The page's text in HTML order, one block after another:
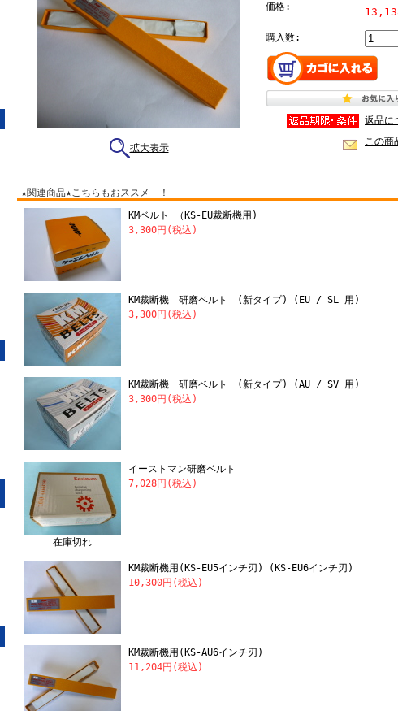
拡大表示
価格:
購入数:
返品に
この商
★関連商品★こちらもおススメ ！
KMベルト （KS-EU裁断機用)
3,300円(税込)
KM裁断機 研磨ベルト (新タイプ) (EU / SL 用)
3,300円(税込)
KM裁断機 研磨ベルト (新タイプ) (AU / SV 用)
3,300円(税込)
在庫切れ
イーストマン研磨ベルト
7,028円(税込)
KM裁断機用(KS-EU5インチ刃) (KS-EU6インチ刃)
10,300円(税込)
KM裁断機用(KS-AU6インチ刃)
11,204円(税込)